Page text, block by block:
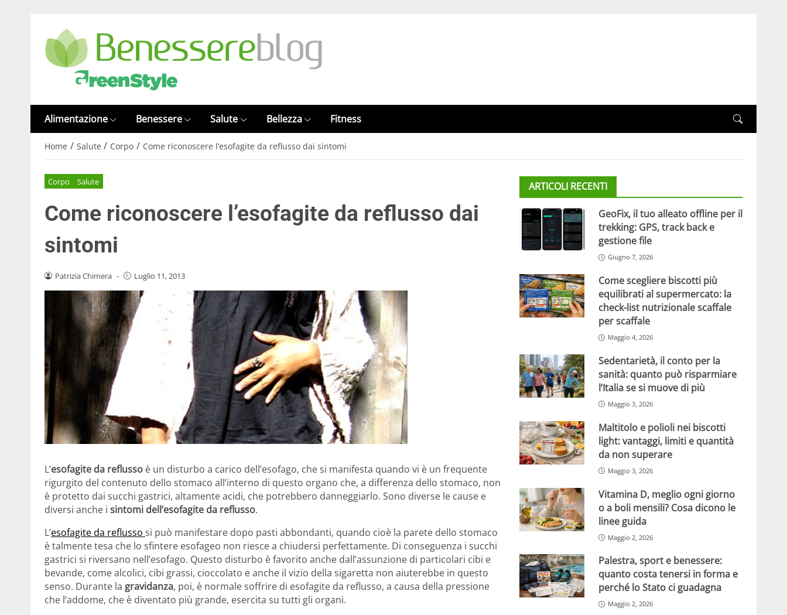
Alimentazione Benessere Salute Bellezza Fitness
Home / Salute / Corpo / Come riconoscere l’esofagite da reflusso dai sintomi
Corpo Salute
Come riconoscere l’esofagite da reflusso dai
sintomi
Patrizia Chimera - Luglio 11, 2013
L’esofagite da reflusso è un disturbo a carico dell’esofago, che si manifesta quando vi è un frequente
rigurgito del contenuto dello stomaco all’interno di questo organo che, a differenza dello stomaco, non
è protetto dai succhi gastrici, altamente acidi, che potrebbero danneggiarlo. Sono diverse le cause e
diversi anche i sintomi dell’esofagite da reflusso.
L’esofagite da reflusso si può manifestare dopo pasti abbondanti, quando cioè la parete dello stomaco
è talmente tesa che lo sfintere esofageo non riesce a chiudersi perfettamente. Di conseguenza i succhi
gastrici si riversano nell’esofago. Questo disturbo è favorito anche dall’assunzione di particolari cibi e
bevande, come alcolici, cibi grassi, cioccolato e anche il vizio della sigaretta non aiuterebbe in questo
senso. Durante la gravidanza, poi, è normale soffrire di esofagite da reflusso, a causa della pressione
che l’addome, che è diventato più grande, esercita su tutti gli organi.
ARTICOLI RECENTI
GeoFix, il tuo alleato offline per il
trekking: GPS, track back e
gestione file
Giugno 7, 2026
Come scegliere biscotti più
equilibrati al supermercato: la
check-list nutrizionale scaffale
per scaffale
Maggio 4, 2026
Sedentarietà, il conto per la
sanità: quanto può risparmiare
l’Italia se si muove di più
Maggio 3, 2026
Maltitolo e polioli nei biscotti
light: vantaggi, limiti e quantità
da non superare
Maggio 3, 2026
Vitamina D, meglio ogni giorno
o a boli mensili? Cosa dicono le
linee guida
Maggio 2, 2026
Palestra, sport e benessere:
quanto costa tenersi in forma e
perché lo Stato ci guadagna
Maggio 2, 2026